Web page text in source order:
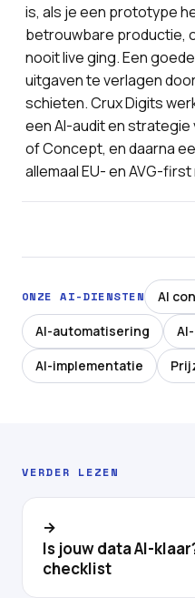
is, als je een prototype
betrouwbare productie,
nooit live ging. Een
uitgaven te verlagen
schieten. Crux Digits
een AI-audit en
of Concept, en daarna
allemaal EU- en AVG-
ONZE AI-DIENSTEN
AI
AI-automatisering
AI-implementatie
VERDER LEZEN
→
Is jouw data AI-
checklist